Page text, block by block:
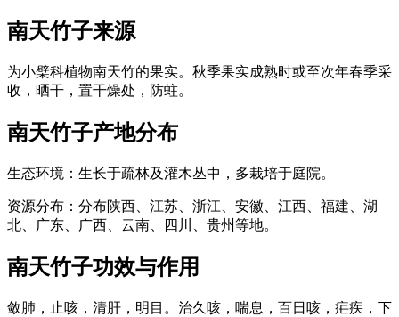
南天竹子来源
为小檗科植物南天竹的果实。秋季果实成熟时或至次年春季采
收，晒干，置干燥处，防蛀。
南天竹子产地分布
生态环境：生长于疏林及灌木丛中，多栽培于庭院。
资源分布：分布陕西、江苏、浙江、安徽、江西、福建、湖
北、广东、广西、云南、四川、贵州等地。
南天竹子功效与作用
敛肺，止咳，清肝，明目。治久咳，喘息，百日咳，疟疾，下